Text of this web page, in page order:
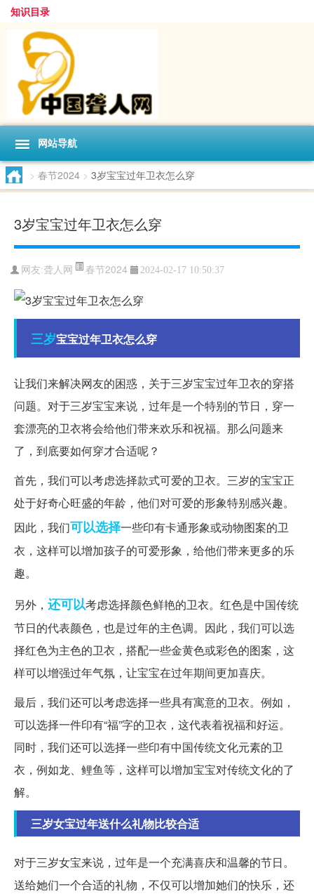
知识目录
网站导航
> 春节2024 > 3岁宝宝过年卫衣怎么穿
3岁宝宝过年卫衣怎么穿
网友:聋人网 春节2024 2024-02-17 10:50:37
三岁宝宝过年卫衣怎么穿
让我们来解决网友的困惑，关于三岁宝宝过年卫衣的穿搭
问题。对于三岁宝宝来说，过年是一个特别的节日，穿一
套漂亮的卫衣将会给他们带来欢乐和祝福。那么问题来
了，到底要如何穿才合适呢？
首先，我们可以考虑选择款式可爱的卫衣。三岁的宝宝正
处于好奇心旺盛的年龄，他们对可爱的形象特别感兴趣。
因此，我们可以选择一些印有卡通形象或动物图案的卫
衣，这样可以增加孩子的可爱形象，给他们带来更多的乐
趣。
另外， 还可以考虑选择颜色鲜艳的卫衣。红色是中国传统
节日的代表颜色，也是过年的主色调。因此，我们可以选
择红色为主色的卫衣，搭配一些金黄色或彩色的图案，这
样可以增强过年气氛，让宝宝在过年期间更加喜庆。
最后，我们还可以考虑选择一些具有寓意的卫衣。例如，
可以选择一件印有“福”字的卫衣，这代表着祝福和好运。
同时，我们还可以选择一些印有中国传统文化元素的卫
衣，例如龙、鲤鱼等，这样可以增加宝宝对传统文化的了
解。
三岁女宝过年送什么礼物比较合适
对于三岁女宝来说，过年是一个充满喜庆和温馨的节日。
送给她们一个合适的礼物，不仅可以增加她们的快乐，还